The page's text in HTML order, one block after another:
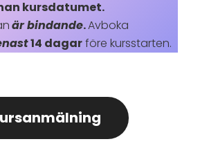
kursdatumet.
är bindande.Avboka
14 dagarföre kursstarten.